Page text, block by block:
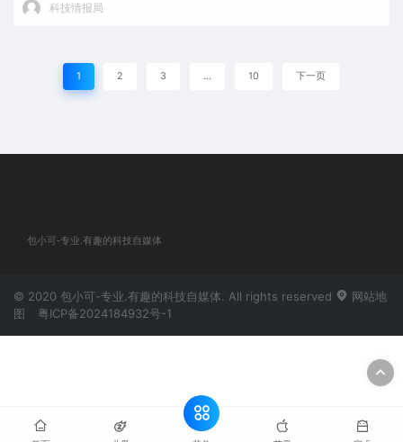
科技情报局
1 2 3 … 10 下一页
包小可-专业.有趣的科技自媒体
© 2020 包小可-专业.有趣的科技自媒体. All rights reserved
网站地
图
粤ICP备2024184932号-1